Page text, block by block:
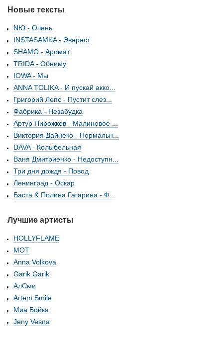
Новые тексты
NЮ - Очень
INSTASAMKA - Эверест
SHAMO - Аромат
TRIDA - Обниму
IOWA - Мы
ANNA TOLIKA - И пускай акко...
Григорий Лепс - Пустит слез...
Фабрика - Незабудка
Артур Пирожков - Малиновое ...
Виктория Дайнеко - Нормальн...
DAVA - Колыбельная
Ваня Дмитриенко - Недоступн...
Три дня дождя - Повод
Ленинград - Оскар
Баста & Полина Гагарина - Ф...
Лучшие артисты
HOLLYFLAME
МОТ
Anna Volkova
Garik Garik
АлСми
Artem Smile
Миа Бойка
Jeny Vesna